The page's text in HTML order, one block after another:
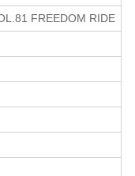
FREEDOM RIDE